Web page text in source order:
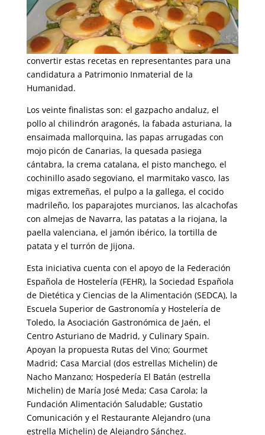
convertir estas recetas en representantes para una
candidatura a Patrimonio Inmaterial de la
Humanidad.
Los veinte finalistas son: el gazpacho andaluz, el
pollo al chilindrón aragonés, la fabada asturiana, la
ensaimada mallorquina, las papas arrugadas con
mojo picón de Canarias, la quesada pasiega
cántabra, la crema catalana, el pisto manchego, el
cochinillo asado segoviano, el marmitako vasco, las
migas extremeñas, el pulpo a la gallega, el cocido
madrileño, los paparajotes murcianos, las alcachofas
con almejas de Navarra, las patatas a la riojana, la
paella valenciana, el jamón ibérico, la tortilla de
patata y el turrón de Jijona.
Esta iniciativa cuenta con el apoyo de la Federación
Española de Hostelería (FEHR), la Sociedad Española
de Dietética y Ciencias de la Alimentación (SEDCA), la
Escuela Superior de Gastronomía yHostelería de
Toledo, la Asociación Gastronómica de Jaén, el
Centro Asturiano de Madrid, y Culinary Spain.
Apoyan la propuesta Rutas del Vino; Gourmet
Madrid; Casa Marcial (dos estrellas Michelin) de
Nacho Manzano; Hospedería El Batán (estrella
Michelin) de María José Meda; Casa Carola; la
Fundación Alimentación Saludable; Gustatio
Comunicación y el Restaurante Alejandro (una
estrella Michelin) de Alejandro Sánchez.